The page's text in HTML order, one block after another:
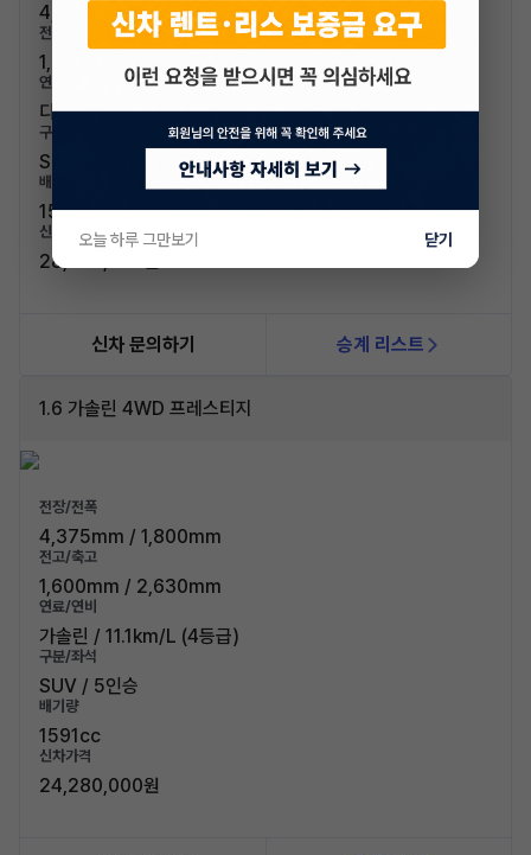
4,375mm / 1,800mm
전고/축고
1,600mm / 2,630mm
연료/연비
디젤 / 16.1km/L (1등급)
구분/좌석
SUV / 5인승
배기량
1598cc
신차가격
28,560,000원
신차 문의하기 승계 리스트
1.6 가솔린 4WD 프레스티지
전장/전폭
4,375mm / 1,800mm
전고/축고
1,600mm / 2,630mm
연료/연비
가솔린 / 11.1km/L (4등급)
구분/좌석
SUV / 5인승
배기량
1591cc
신차가격
24,280,000원
오늘 하루 그만보기 닫기